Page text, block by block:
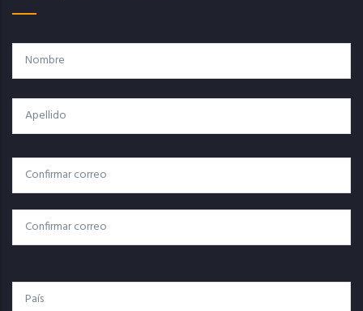
Nombre
Apellido
Correo
Electrónico
Correo Electrónico
Confirmar Correo
País